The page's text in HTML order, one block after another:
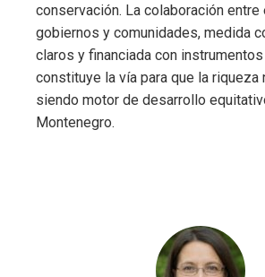
conservación. La colaboración entre
gobiernos y comunidades, medida
claros y financiada con
constituye la vía para que la riqueza
siendo motor de desarrollo
Montenegro.